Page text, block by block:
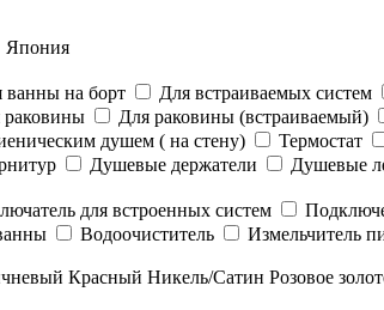
Япония
ванны на борт Для встраиваемых систем
раковины Для раковины (встраиваемый)
душем ( на стену) Термостат
Душевые держатели Душевые
для встроенных систем
Водоочиститель Измельчитель
Красный Никель/Сатин Розовое